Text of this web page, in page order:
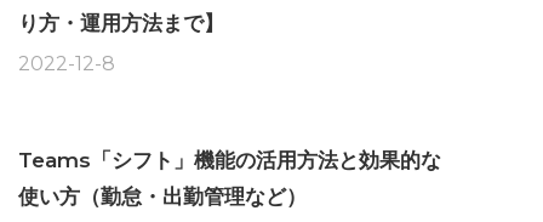
り方・運用方法まで】
2022-12-8
Teams「シフト」機能の活用方法と効果的な
使い方（勤怠・出勤管理など）